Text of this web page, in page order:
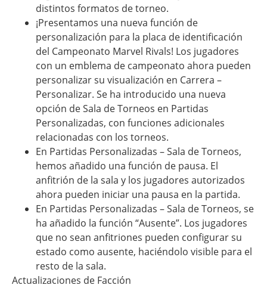
distintos formatos de torneo.
¡Presentamos una nueva función de
personalización para la placa de identificación
del Campeonato Marvel Rivals! Los jugadores
con un emblema de campeonato ahora pueden
personalizar su visualización en Carrera –
Personalizar. Se ha introducido una nueva
opción de Sala de Torneos en Partidas
Personalizadas, con funciones adicionales
relacionadas con los torneos.
En Partidas Personalizadas – Sala de Torneos,
hemos añadido una función de pausa. El
anfitrión de la sala y los jugadores autorizados
ahora pueden iniciar una pausa en la partida.
En Partidas Personalizadas – Sala de Torneos, se
ha añadido la función “Ausente”. Los jugadores
que no sean anfitriones pueden configurar su
estado como ausente, haciéndolo visible para el
resto de la sala.
Actualizaciones de Facción